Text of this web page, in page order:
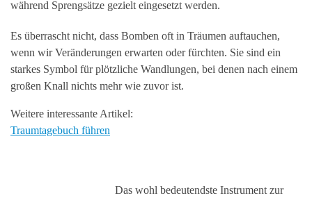
während Sprengsätze gezielt eingesetzt werden.
Es überrascht nicht, dass Bomben oft in Träumen auftauchen,
wenn wir Veränderungen erwarten oder fürchten. Sie sind ein
starkes Symbol für plötzliche Wandlungen, bei denen nach einem
großen Knall nichts mehr wie zuvor ist.
Weitere interessante Artikel:
Traumtagebuch führen
Das wohl bedeutendste Instrument zur